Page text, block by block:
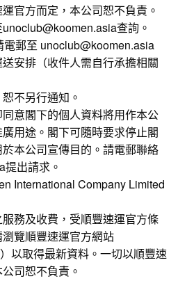
官方而定，本公司恕不負責。
查詢。
郵至 unoclub@koomen.asia
安排（收件人需自行承擔相關
不另行通知。
意閣下的個人資料將用作本公
用途。閣下可隨時要求停止閣
本公司宣傳目的。請電郵聯絡
出請求。
International Company Limited
務及收費，受順豐速運官方條
覽順豐速運官方網站
）以取得最新資料。一切以順豐速
司恕不負責。